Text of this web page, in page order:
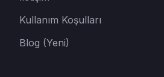
Kullanım Koşulları
Blog (Yeni)